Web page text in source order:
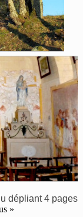
dépliant 4 pages
»